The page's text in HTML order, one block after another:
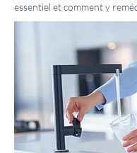
essentiel et comment y